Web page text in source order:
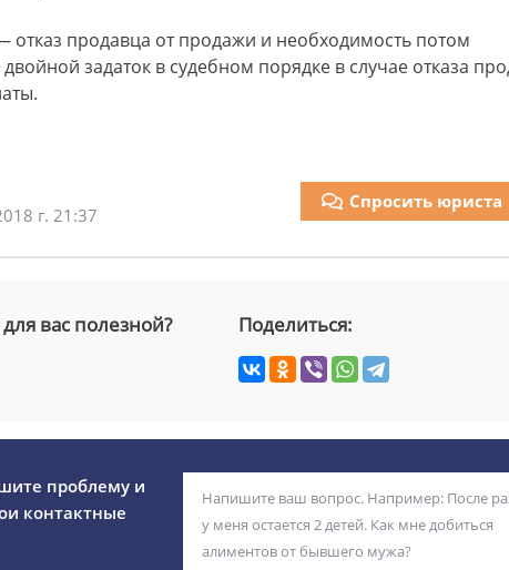
отказ продавца от продажи и необходимость потом
двойной задаток в судебном порядке в случае отказа
г. 21:37
Спросить юриста
вас полезной? Поделиться:
проблему и
контактные